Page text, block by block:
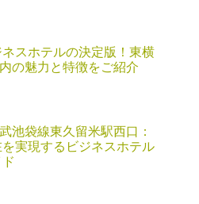
スホテルの決定版！東横
の魅力と特徴をご紹介
池袋線東久留米駅西口：
実現するビジネスホテル